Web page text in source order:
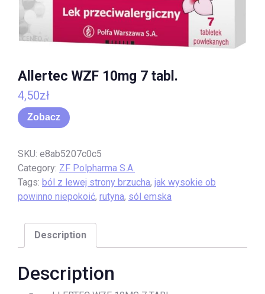
Allertec WZF 10mg 7 tabl.
4,50zł
Zobacz
SKU: e8ab5207c0c5
Category: ZF Polpharma S.A.
Tags: ból z lewej strony brzucha, jak wysokie ob
powinno niepokoić, rutyna, sól emska
Description
Description